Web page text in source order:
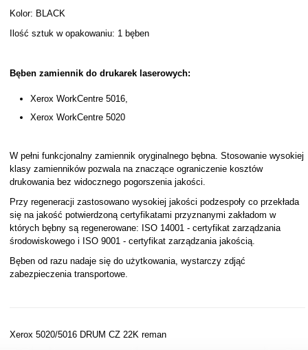
Kolor: BLACK
Ilość sztuk w opakowaniu: 1 bęben
Bęben zamiennik do drukarek laserowych:
Xerox WorkCentre 5016,
Xerox WorkCentre 5020
W pełni funkcjonalny zamiennik oryginalnego bębna. Stosowanie wysokiej
klasy zamienników pozwala na znaczące ograniczenie kosztów
drukowania bez widocznego pogorszenia jakości.
Przy regeneracji zastosowano wysokiej jakości podzespoły co przekłada
się na jakość potwierdzoną certyfikatami przyznanymi zakładom w
których bębny są regenerowane: ISO 14001 - certyfikat zarządzania
środowiskowego i ISO 9001 - certyfikat zarządzania jakością.
Bęben od razu nadaje się do użytkowania, wystarczy zdjąć
zabezpieczenia transportowe.
Xerox 5020/5016 DRUM CZ 22K reman